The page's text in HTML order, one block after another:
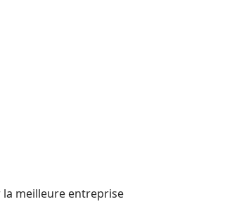
la meilleure entreprise